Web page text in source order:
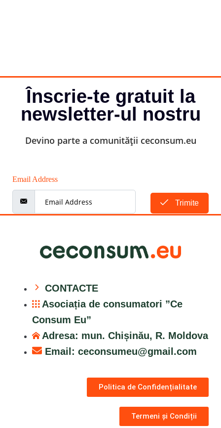
Înscrie-te gratuit la
newsletter-ul nostru
Devino parte a comunității ceconsum.eu
Email Address
Trimite
CONTACTE
Asociația de consumatori ”Ce
Consum Eu”
Adresa: mun. Chișinău, R. Moldova
Email: ceconsumeu@gmail.com
Politica de Confidențialitate
Termeni și Condiții